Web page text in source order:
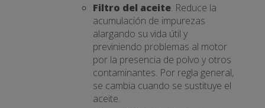
Filtro del aceite. Reduce la
acumulación de impurezas
alargando su vida útil y
previniendo problemas al motor
por la presencia de polvo y otros
contaminantes. Por regla general,
se cambia cuando se sustituye el
aceite.